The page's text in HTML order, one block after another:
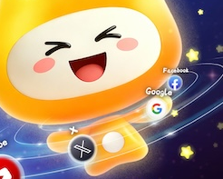
，我再也不用担心了。
支持[0] 反对[0]